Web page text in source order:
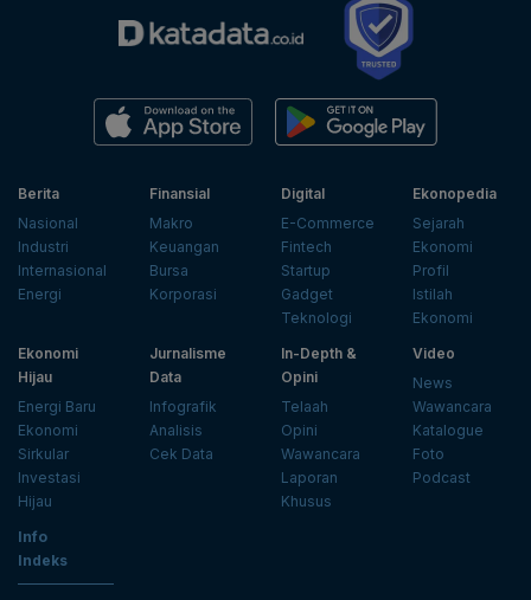
Berita
Nasional
Industri
Internasional
Energi
Finansial
Makro
Keuangan
Bursa
Korporasi
Digital
E-Commerce
Fintech
Startup
Gadget
Teknologi
Ekonopedia
Sejarah
Ekonomi
Profil
Istilah
Ekonomi
Ekonomi
Hijau
Energi Baru
Ekonomi
Sirkular
Investasi
Hijau
Jurnalisme
Data
Infografik
Analisis
Cek Data
In-Depth &
Opini
Telaah
Opini
Wawancara
Laporan
Khusus
Video
News
Wawancara
Katalogue
Foto
Podcast
Info
Indeks